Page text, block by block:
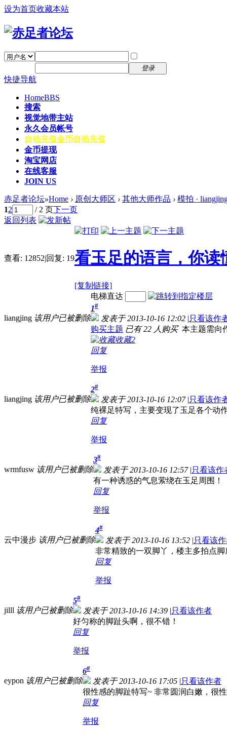
设为首页收藏本站
登录
快捷导航
HomeBBS
搜索
视觉地带主站
永久会员帐号
自动充值金币自动充值
金币提现
淘宝网店
在线客服
JOIN US
赤足者论坛»Home › 原创大师区 › 其他大师作品 › 模拍 ·
12 / 2 页下一页
返回列表
查看: 12852|回复: 19看玉足的语言，你读
[复制链接]
liangjing 该用户已被删除
电梯直达
1#
发表于 2013-10-16 12:02 |只看该作
购买主题 已有 22 人购买 本主题需向
收藏2
回复
举报
liangjing 该用户已被删除
2#
发表于 2013-10-16 12:07 |只看该作
纯裸足特写，主要变现了玉足各个动
回复
举报
wrmfusw 该用户已被删除
3#
发表于 2013-10-16 12:57 |只看该作
有一种诱惑的气息萦绕在玉足周围！
回复
举报
云中漫步 该用户已被删除
4#
发表于 2013-10-16 13:52 |只看该
非常精致的一双脚丫，楼主多拍点脚
回复
举报
jilll 该用户已被删除
5#
发表于 2013-10-16 14:39 |只看该作者
好匀称的脚趾头啊，很不错！
回复
举报
eypon 该用户已被删除
6#
发表于 2013-10-16 17:05 |只看该作者
很性感的脚趾特写~ 非常圆润白嫩，很
回复
举报